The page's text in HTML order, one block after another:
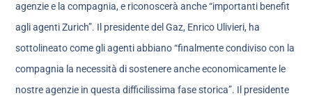
agenzie e la compagnia, e riconoscerà anche “importanti benefit
agli agenti Zurich”. Il presidente del Gaz, Enrico Ulivieri, ha
sottolineato come gli agenti abbiano “finalmente condiviso con la
compagnia la necessità di sostenere anche economicamente le
nostre agenzie in questa difficilissima fase storica”. Il presidente